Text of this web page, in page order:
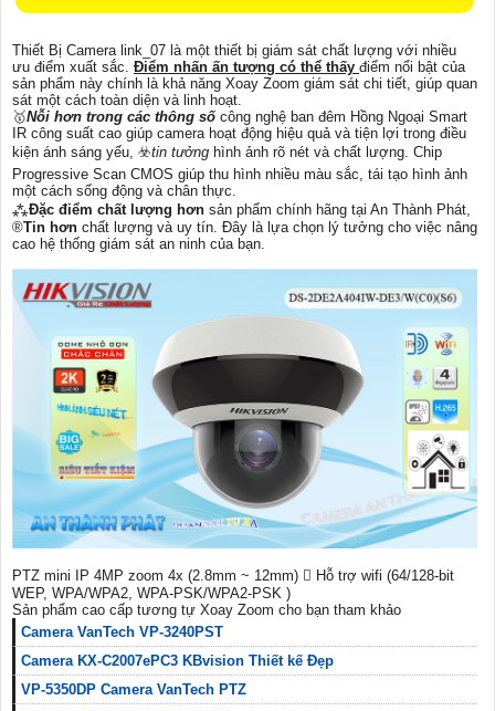
Thiết Bị Camera link_07 là một thiết bị giám sát chất lượng với nhiều
ưu điểm xuất sắc. Điểm nhấn ấn tượng có thể thấy điểm nổi bật của
sản phẩm này chính là khả năng Xoay Zoom giám sát chi tiết, giúp quan
sát một cách toàn diện và linh hoạt.
🥇️Nỗi hơn trong các thông sốcông nghệ ban đêm Hồng Ngoại Smart
IR công suất cao giúp camera hoạt động hiệu quả và tiện lợi trong điều
kiện ánh sáng yếu, ☣️tin tưởng hình ảnh rõ nét và chất lượng. Chip
Progressive Scan CMOS giúp thu hình nhiều màu sắc, tái tạo hình ảnh
một cách sống động và chân thực.
⁂Đặc điểm chất lượng hơn sản phẩm chính hãng tại An Thành Phát,
®️Tin hơn chất lượng và uy tín. Đây là lựa chọn lý tưởng cho việc nâng
cao hệ thống giám sát an ninh của bạn.
PTZ mini IP 4MP zoom 4x (2.8mm ~ 12mm)  Hỗ trợ wifi (64/128-bit
WEP, WPA/WPA2, WPA-PSK/WPA2-PSK )
Sản phẩm cao cấp tương tự Xoay Zoom cho bạn tham khảo
Camera VanTech VP-3240PST
Camera KX-C2007ePC3 KBvision Thiết kế Đẹp
VP-5350DP Camera VanTech PTZ